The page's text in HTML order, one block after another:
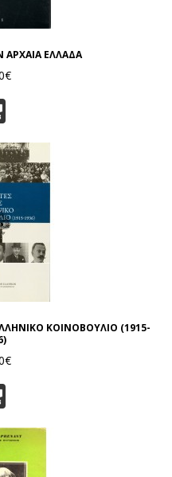
ΑΡΧΑΙΑ ΕΛΛΑΔΑ
ΚΟΙΝΟΒΟΥΛΙΟ (1915-